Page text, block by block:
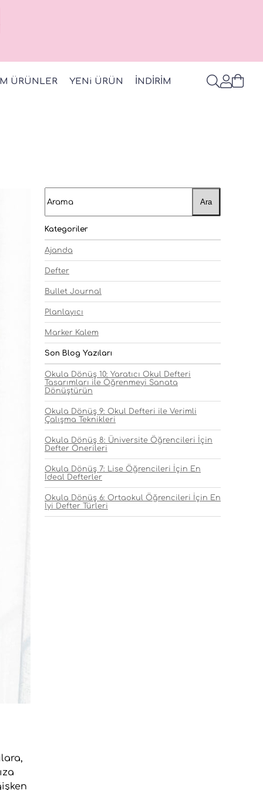
ÜRÜNLER YENi ÜRÜN İNDİRİM
Ara
Kategoriler
Ajanda
Defter
Bullet Journal
Planlayıcı
Marker Kalem
Son Blog Yazıları
Okula Dönüş 10: Yaratıcı Okul Defteri
Tasarımları ile Öğrenmeyi Sanata
Dönüştürün
Okula Dönüş 9: Okul Defteri ile Verimli
Çalışma Teknikleri
Okula Dönüş 8: Üniversite Öğrencileri İçin
Defter Önerileri
Okula Dönüş 7: Lise Öğrencileri İçin En
İdeal Defterler
Okula Dönüş 6: Ortaokul Öğrencileri İçin En
İyi Defter Türleri